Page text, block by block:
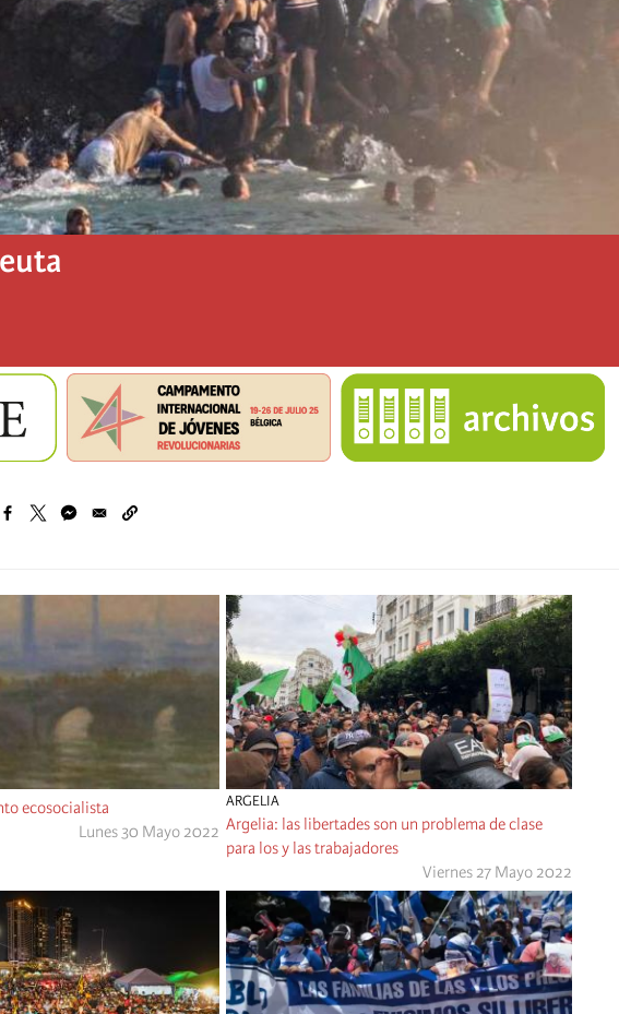
ecosocialista
Lunes 30 Mayo 2022
ARGELIA
Argelia: las libertades son un problema de clase
para los y las trabajadores
Viernes 27 Mayo 2022